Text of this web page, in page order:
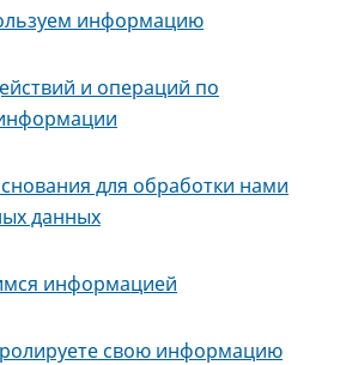
информацию
и операций по
для обработки нами
данных
информацией
свою информацию